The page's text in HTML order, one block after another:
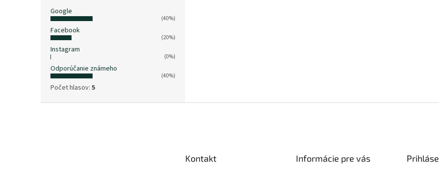
Google
(40%)
Facebook
(20%)
Instagram
(0%)
Odporúčanie známeho
(40%)
Počet hlasov: 5
Kontakt Informácie pre vás